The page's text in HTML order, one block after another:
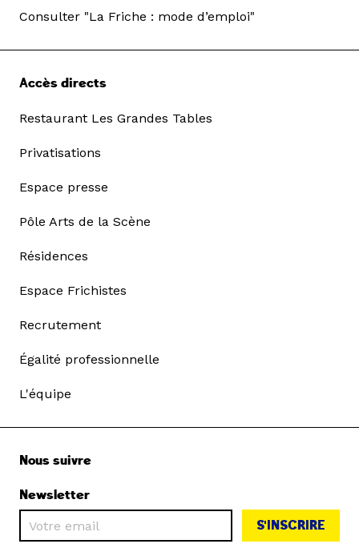
Consulter "La Friche : mode d’emploi"
Accès directs
Restaurant Les Grandes Tables
Privatisations
Espace presse
Pôle Arts de la Scène
Résidences
Espace Frichistes
Recrutement
Égalité professionnelle
L'équipe
Nous suivre
Newsletter
S'INSCRIRE